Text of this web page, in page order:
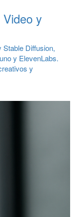
y
Stable Diffusion,
y ElevenLabs.
y